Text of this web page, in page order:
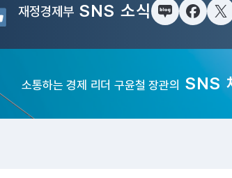
재정경제부 SNS 소식 블로그페이스
소통하는 경제 리더 구윤철 장관의 SNS